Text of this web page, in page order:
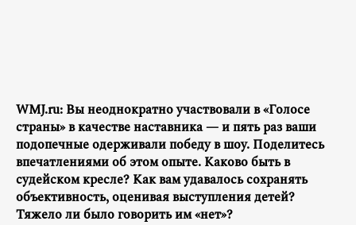
WMJ.ru: Вы неоднократно участвовали в «Голосе
страны» в качестве наставника — и пять раз ваши
подопечные одерживали победу в шоу. Поделитесь
впечатлениями об этом опыте. Каково быть в
судейском кресле? Как вам удавалось сохранять
объективность, оценивая выступления детей?
Тяжело ли было говорить им «нет»?